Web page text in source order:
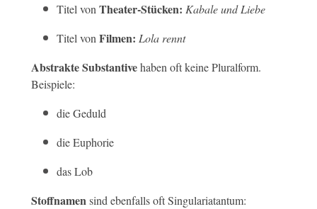
Titel von Theater-Stücken: Kabale und Liebe
Titel von Filmen: Lola rennt
Abstrakte Substantivehaben oft keine Pluralform.
Beispiele:
die Geduld
die Euphorie
das Lob
Stoffnamen sind ebenfalls oft Singulariatantum: